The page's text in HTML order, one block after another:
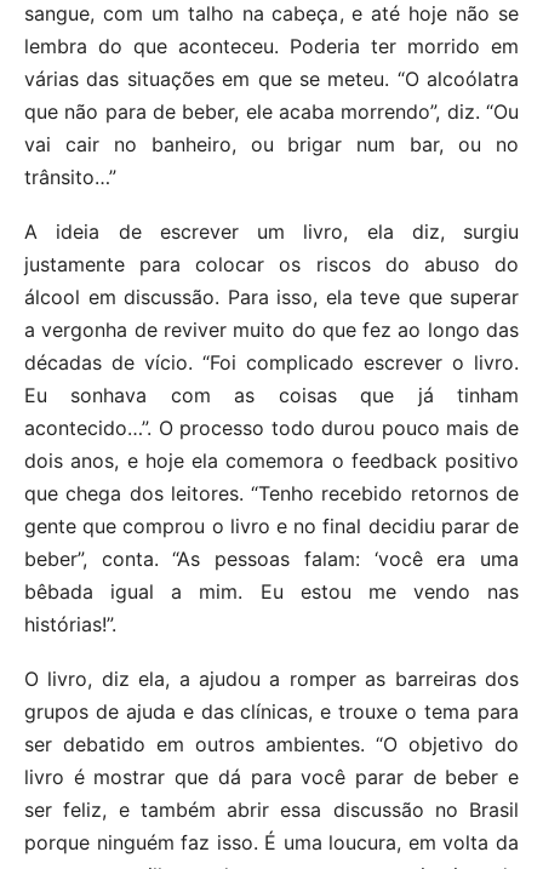
sangue, com um talho na cabeça, e até hoje não se
lembra do que aconteceu. Poderia ter morrido em
várias das situações em que se meteu. “O alcoólatra
que não para de beber, ele acaba morrendo”, diz. “Ou
vai cair no banheiro, ou brigar num bar, ou no
trânsito…”
A ideia de escrever um livro, ela diz, surgiu
justamente para colocar os riscos do abuso do
álcool em discussão. Para isso, ela teve que superar
a vergonha de reviver muito do que fez ao longo das
décadas de vício. “Foi complicado escrever o livro.
Eu sonhava com as coisas que já tinham
acontecido…”. O processo todo durou pouco mais de
dois anos, e hoje ela comemora o feedback positivo
que chega dos leitores. “Tenho recebido retornos de
gente que comprou o livro e no final decidiu parar de
beber”, conta. “As pessoas falam: ‘você era uma
bêbada igual a mim. Eu estou me vendo nas
histórias!”.
O livro, diz ela, a ajudou a romper as barreiras dos
grupos de ajuda e das clínicas, e trouxe o tema para
ser debatido em outros ambientes. “O objetivo do
livro é mostrar que dá para você parar de beber e
ser feliz, e também abrir essa discussão no Brasil
porque ninguém faz isso. É uma loucura, em volta da